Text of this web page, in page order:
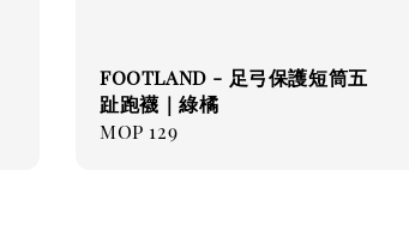
FOOTLAND - 足弓保護短筒五
趾跑襪｜綠橘
Regular
MOP 129